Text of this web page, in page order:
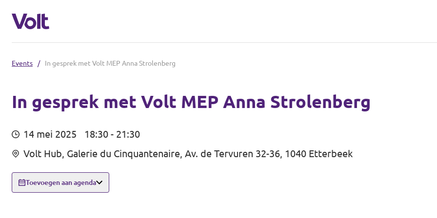
Volt België
Volt België
Volt Antwerpen
Volt Brussel
Mensen
Events / In gesprek met Volt MEP Anna Strolenberg
In gesprek met Volt MEP Anna Strolenberg
14 mei 2025
18:30 - 21:30
Volt Hub, Galerie du Cinquantenaire, Av. de Tervuren 32-36, 1040 Etterbeek
Toevoegen aan agenda